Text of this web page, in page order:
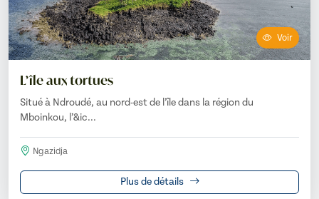
Voir
L’île aux tortues
Situé à Ndroudé, au nord-est de l’île dans la région du
Mboinkou, l’&ic...
Ngazidja
Plus de détails